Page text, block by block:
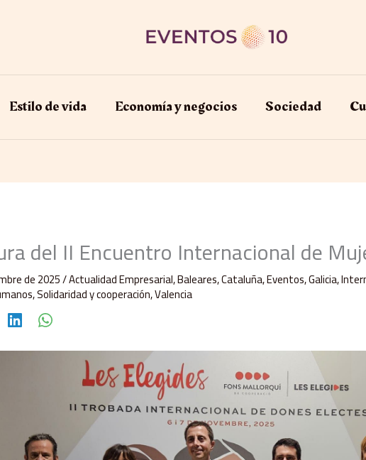
Estilo de vida Economía y negocios​ Sociedad
del II Encuentro Internacional de
de 2025/Actualidad Empresarial,Baleares,Cataluña,Eventos,Galicia,
,Solidaridad y cooperación,Valencia